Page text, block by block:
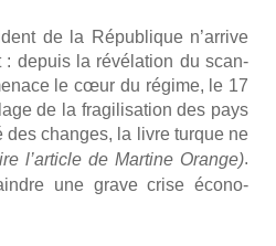
de la Répu­blique n’arrive
: depuis la révé­la­tion du scan­
le cœur du régime, le 17
de la fra­gi­li­sa­tion des pays
des changes, la livre turque ne
l’article de Mar­tine Orange).
une grave crise éco­no­